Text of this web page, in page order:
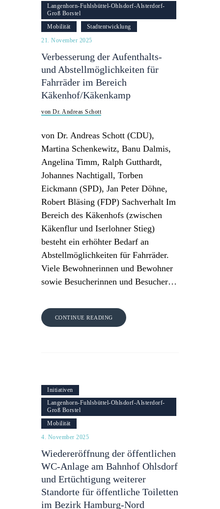
Langenhorn-Fuhlsbüttel-Ohlsdorf-Alsterdorf-
Groß Borstel
Mobilität
Stadtentwicklung
21. November 2025
Verbesserung der Aufenthalts-
und Abstellmöglichkeiten für
Fahrräder im Bereich
Käkenhof/Käkenkamp
von Dr. Andreas Schott
von Dr. Andreas Schott (CDU),
Martina Schenkewitz, Banu Dalmis,
Angelina Timm, Ralph Gutthardt,
Johannes Nachtigall, Torben
Eickmann (SPD), Jan Peter Döhne,
Robert Bläsing (FDP) Sachverhalt Im
Bereich des Käkenhofs (zwischen
Käkenflur und Iserlohner Stieg)
besteht ein erhöhter Bedarf an
Abstellmöglichkeiten für Fahrräder.
Viele Bewohnerinnen und Bewohner
sowie Besucherinnen und Besucher…
CONTINUE READING
Initiativen
Langenhorn-Fuhlsbüttel-Ohlsdorf-Alsterdorf-
Groß Borstel
Mobilität
4. November 2025
Wiedereröffnung der öffentlichen
WC-Anlage am Bahnhof Ohlsdorf
und Ertüchtigung weiterer
Standorte für öffentliche Toiletten
im Bezirk Hamburg-Nord